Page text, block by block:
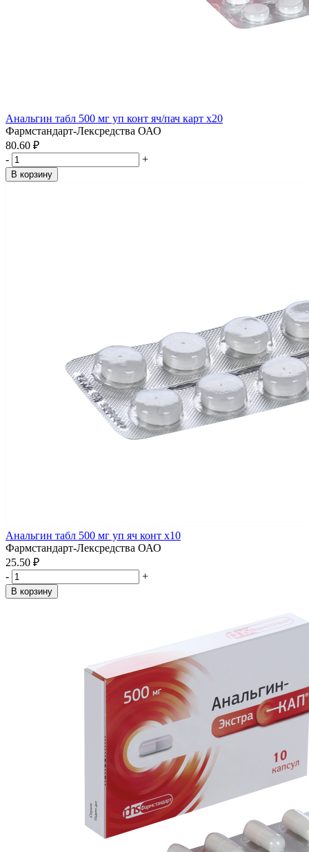
Анальгин табл 500 мг уп конт яч/пач карт x20
Фармстандарт-Лексредства ОАО
80.60 ₽
-
+
В корзину
Анальгин табл 500 мг уп яч конт x10
Фармстандарт-Лексредства ОАО
25.50 ₽
-
+
В корзину